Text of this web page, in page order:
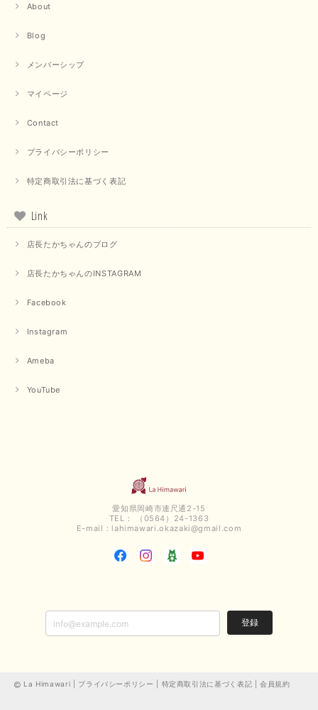
About
Blog
メンバーシップ
マイページ
Contact
プライバシーポリシー
特定商取引法に基づく表記
Link
店長たかちゃんのブログ
店長たかちゃんのINSTAGRAM
Facebook
Instagram
Ameba
YouTube
愛知県岡崎市連尺通2-15
TEL： （0564）24-1363
E-mail： lahimawari.okazaki@gmail.com
登録
La Himawari | プライバシーポリシー 特定商取引法に基づく表記 |会員規約